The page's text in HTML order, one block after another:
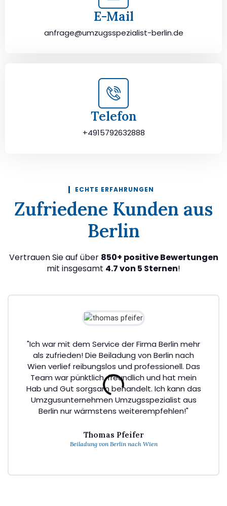
E-Mail
anfrage@umzugsspezialist-berlin.de
Telefon
+4915792632888
ECHTE ERFAHRUNGEN
Zufriedene Kunden aus
Berlin
Vertrauen Sie auf über 850+ positive Bewertungen
mit insgesamt 4.7 von 5 Sternen!
"Ich war mit dem Service der Firma Berlin mehr
als zufrieden! Die Beiladung von Berlin nach
Wien verlief reibungslos und professionell. Das
Team war pünktlich, freundlich und hat mein
Hab und Gut sorgsam behandelt. Ich kann das
Umzgusunternehmen Umzugsspezialist aus
Berlin nur wärmstens weiterempfehlen!"
Thomas Pfeifer
Beiladung von Berlin nach Wien